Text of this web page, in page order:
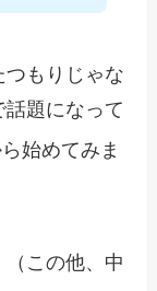
もりじゃな
題になって
始めてみま
（この他、中